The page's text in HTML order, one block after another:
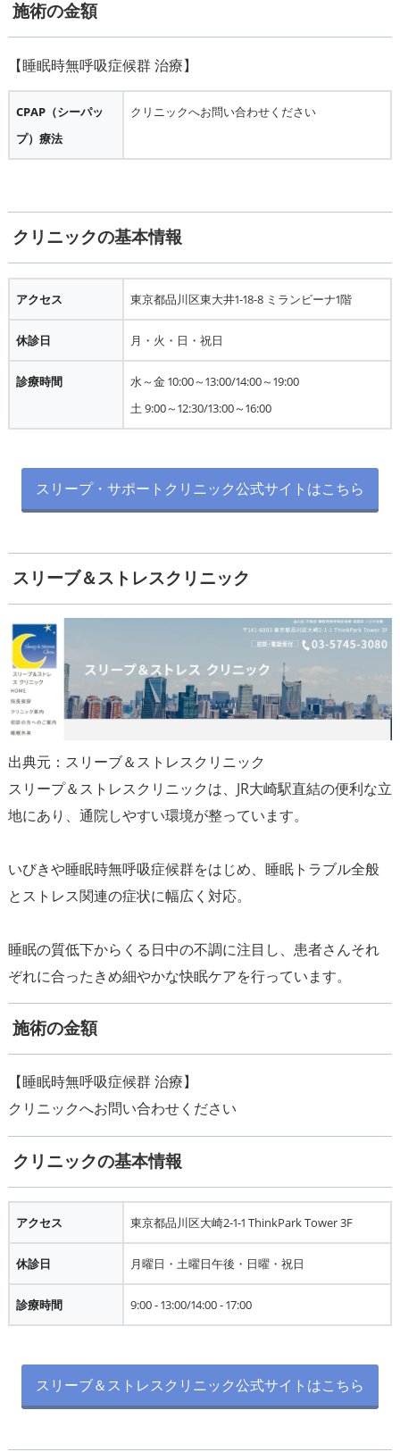
施術の金額
CPAP（シーパッ
プ）療法
クリニックへお問い合わせください
クリニックの基本情報
アクセス 東京都品川区東大井1-18-8 ミランビーナ1階
休診日 月・火・日・祝日
診療時間
水～金 10:00～13:00/14:00～19:00
土 9:00～12:30/13:00～16:00
スリープ・サポートクリニック公式サイトはこちら
スリーブ＆ストレスクリニック
出典元：スリーブ＆ストレスクリニック
スリープ＆ストレスクリニックは、JR大崎駅直結の便利な立
地にあり、通院しやすい環境が整っています。
いびきや睡眠時無呼吸症候群をはじめ、睡眠トラブル全般
とストレス関連の症状に幅広く対応。
睡眠の質低下からくる日中の不調に注目し、患者さんそれ
施術の金額
【睡眠時無呼吸症候群 治療】
クリニックの基本情報
アクセス 東京都品川区大崎2-1-1 ThinkPark Tower 3F
休診日 月曜日・土曜日午後・日曜・祝日
診療時間 9:00 - 13:00/14:00 - 17:00
スリーブ＆ストレスクリニック公式サイトはこちら